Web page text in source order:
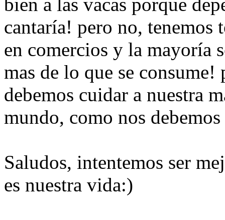
cantaría! pero no, tenemos
en comercios y la mayoría
mas de lo que se
debemos cuidar a nuestra
mundo, como nos
Saludos, intentemos ser
es nuestra vida:)